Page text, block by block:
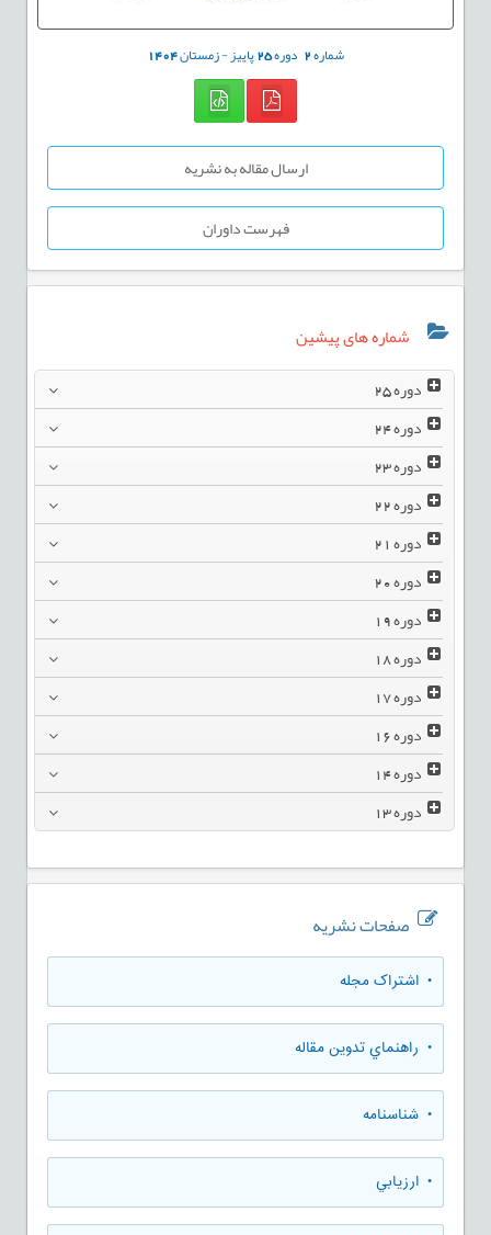
شماره2 دوره25پاییز - زمستان1404
ارسال مقاله به نشریه
فهرست داوران
شماره های پیشین
دوره25
دوره24
دوره23
دوره22
دوره21
دوره20
دوره19
دوره18
دوره17
دوره16
دوره14
دوره13
صفحات نشریه
• اشتراک مجله
• راهنماي تدوين مقاله
• شناسنامه
• ارزيابي